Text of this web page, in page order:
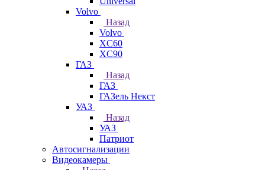
Volvo
Назад
Volvo
XC60
XC90
ГАЗ
Назад
ГАЗ
ГАЗель Некст
УАЗ
Назад
УАЗ
Патриот
Автосигнализации
Видеокамеры